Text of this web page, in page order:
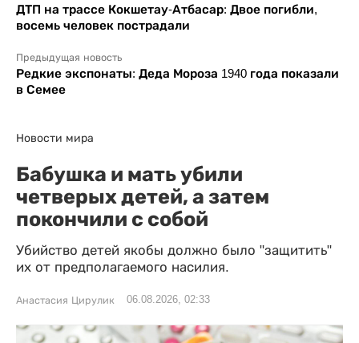
ДТП на трассе Кокшетау-Атбасар: Двое погибли,
восемь человек пострадали
Предыдущая новость
Редкие экспонаты: Деда Мороза 1940 года показали
в Семее
Новости мира
Бабушка и мать убили
четверых детей, а затем
покончили с собой
Убийство детей якобы должно было "защитить"
их от предполагаемого насилия.
Анастасия Цирулик 06.08.2026, 02:33